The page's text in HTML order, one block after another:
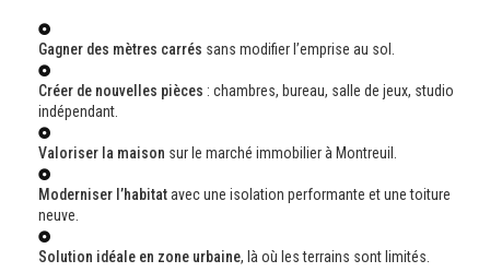
Gagner des mètres carrés sans modifier l’emprise au sol.
Créer de nouvelles pièces : chambres, bureau, salle de jeux, studio
indépendant.
Valoriser la maison sur le marché immobilier à Montreuil.
Moderniser l’habitatavec une isolation performante et une toiture
neuve.
Solution idéale en zone urbaine, là où les terrains sont limités.